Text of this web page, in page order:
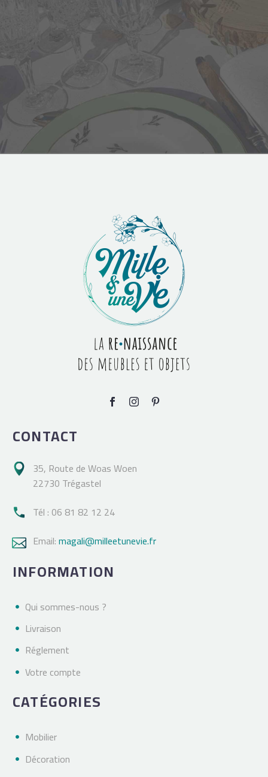
CONTACT
 35, Route de Woas Woen
22730 Trégastel
 Tél : 06 81 82 12 24
 Email:magali@milleetunevie.fr
INFORMATION
Qui sommes-nous ?
Livraison
Réglement
Votre compte
CATÉGORIES
Mobilier
Décoration